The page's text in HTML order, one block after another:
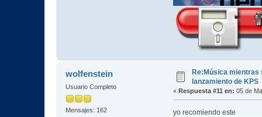
wolfenstein
Usuario Completo
Mensajes: 162
Re:Música mientras
lanzamiento de KPS
« Respuesta #11 en: 05 de
yo recomiendo este